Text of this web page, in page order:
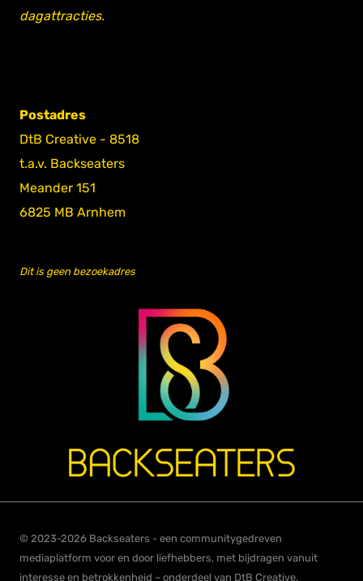
dagattracties.
Postadres
DtB Creative - 8518
t.a.v. Backseaters
Meander 151
6825 MB Arnhem
Dit is geen bezoekadres
© 2023-2026 Backseaters - een communitygedreven
mediaplatform voor en door liefhebbers, met bijdragen vanuit
interesse en betrokkenheid – onderdeel van DtB Creative.